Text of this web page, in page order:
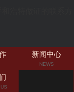
新闻中心
NEWS